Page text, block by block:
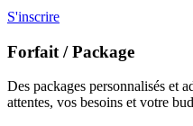
S'inscrire
Forfait / Package
Des packages personnalisés et
attentes, vos besoins et votre